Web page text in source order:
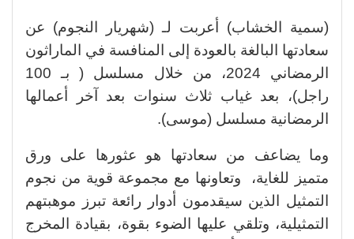
(سمية الخشاب) أعربت لـ (شهريار النجوم) عن
سعادتها البالغة بالعودة إلى المنافسة في الماراثون
الرمضاني 2024، من خلال مسلسل ( بـ 100
راجل)، بعد غياب ثلاث سنوات بعد آخر أعمالها
الرمضانية مسلسل (موسى).
وما يضاعف من سعادتها هو عثورها على ورق
متميز للغاية، وتعاونها مع مجموعة قوية من نجوم
التمثيل الذين سيقدمون أدوار رائعة تبرز موهبتهم
التمثيلية، وتلقي عليها الضوء بقوة، بقيادة المخرج